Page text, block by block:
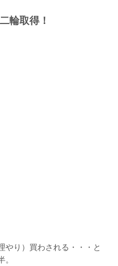
輪取得！
やり）買わされる・・・と